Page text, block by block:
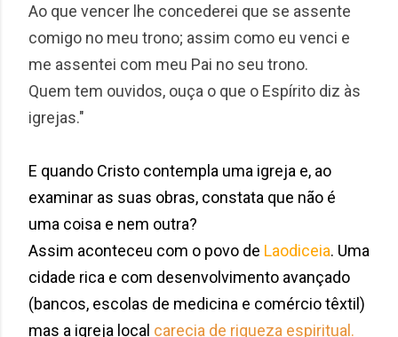
Ao que vencer lhe concederei que se assente
comigo no meu trono; assim como eu venci e
me assentei com meu Pai no seu trono.
Quem tem ouvidos, ouça o que o Espírito diz às
igrejas."
E quando Cristo contempla uma igreja e, ao
examinar as suas obras, constata que não é
uma coisa e nem outra?
Assim aconteceu com o povo de Laodiceia. Uma
cidade rica e com desenvolvimento avançado
(bancos, escolas de medicina e comércio têxtil)
mas a igreja local carecia de riqueza espiritual.